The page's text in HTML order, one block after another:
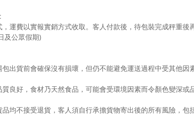
運費以實報實銷方式收取。客人付款後，待包裝完成秤重後
及公眾假期)
出貨前會確保沒有損壞，但仍不能避免運送過程中受其他因
良好，食材乃天然食品，可能會受環境因素而令顏色變深或
均不接受退貨，客人須自行承擔貨物寄出後的所有風險，包